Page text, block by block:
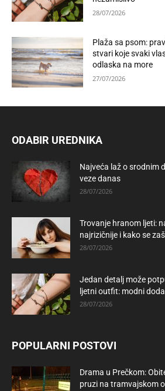
28/07/2026
Plaža sa psom:
stvari koje svaki
odlaska na more
27/07/2026
ODABIR UREDNIKA
Najveća laž o srodnim
veze danas
28/07/2026
Trovanje hranom ljeti:
najrizičnije i kako se
28/07/2026
Jedan detalj može
ljetni outfit: modni
28/07/2026
POPULARNI POSTOVI
Drama u Prečkom:
pruzi na tramvajskom